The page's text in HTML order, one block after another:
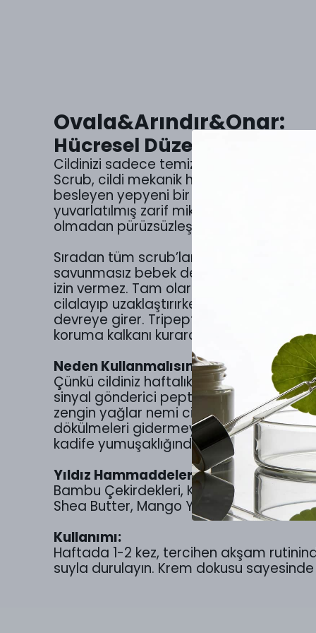
Ovala&Arındır&Onar:
Hücresel Düzeyde
Cildinizi sadece temizleyen, bunu
Scrub, cildi mekanik hasara
besleyen yepyeni bir krem peeling
yuvarlatılmış zarif mikro kürelere
olmadan pürüzsüzleşen, ipeksi ve
Sıradan tüm scrub’lardan bu formülü
savunmasız bebek deriyi dış dünyanın
izin vermez. Tam olarak
cilalayıp uzaklaştırırken, alttan çıkan o
devreye girer. Tripeptide-5, hidrolize
koruma kalkanı kurarak geride
Neden Kullanmalısınız?
Çünkü cildiniz haftalık yenilenme
sinyal gönderici peptidler, pirinç ve
zengin yağlar nemi cilde hapseder. Bu
dökülmeleri gidermeye yardımcı
kadife yumuşaklığında bir cilt bırakır.
Yıldız Hammaddeler:
Bambu Çekirdekleri, Kayısı Çekirdeği
Shea Butter, Mango Yağı, Hindistan
Kullanımı:
Haftada 1-2 kez, tercihen akşam
suyla durulayın. Krem dokusu